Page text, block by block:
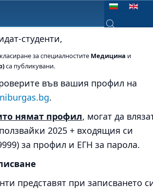
Изберете език
студенти,
за специалностите Медицина и
са публикувани.
във вашия профил на
.
нямат профил, могат да
2025 + входящия си
за профил и ЕГН за парола.
представят при записването